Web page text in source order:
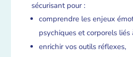
sécurisant pour :
comprendre les enjeux
psychiques et corporels liés
enrichir vos outils réflexes,